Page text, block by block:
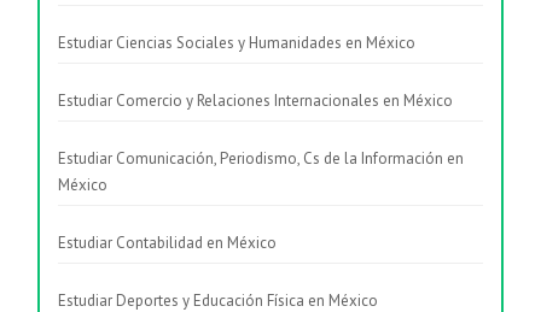
Estudiar Ciencias Sociales y Humanidades en México
Estudiar Comercio y Relaciones Internacionales en México
Estudiar Comunicación, Periodismo, Cs de la Información en
México
Estudiar Contabilidad en México
Estudiar Deportes y Educación Física en México